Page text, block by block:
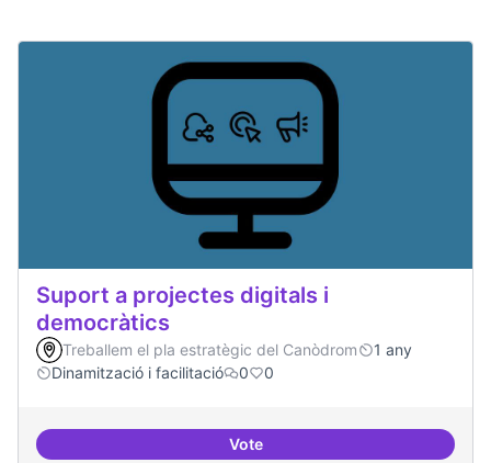
Suport a projectes digitals i
democràtics
Treballem el pla estratègic del Canòdrom
1 any
Dinamització i facilitació
0 0
VoteSuport a projectes digitals i